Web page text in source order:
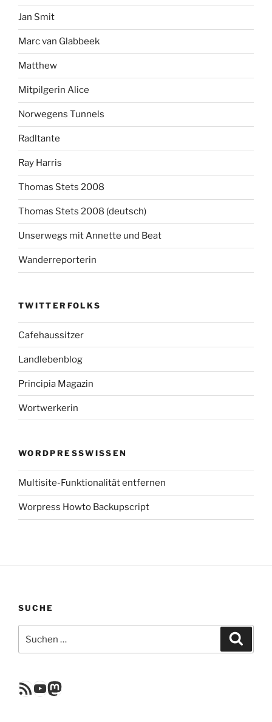
Jan Smit
Marc van Glabbeek
Matthew
Mitpilgerin Alice
Norwegens Tunnels
Radltante
Ray Harris
Thomas Stets 2008
Thomas Stets 2008 (deutsch)
Unserwegs mit Annette und Beat
Wanderreporterin
TWITTERFOLKS
Cafehaussitzer
Landlebenblog
Principia Magazin
Wortwerkerin
WORDPRESSWISSEN
Multisite-Funktionalität entfernen
Worpress Howto Backupscript
SUCHE
nach:
RSS FeedYouTube
Mastodon